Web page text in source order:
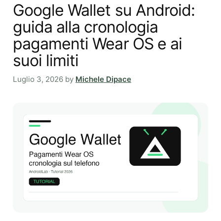
Google Wallet su Android:
guida alla cronologia
pagamenti Wear OS e ai
suoi limiti
Luglio 3, 2026 by Michele Dipace